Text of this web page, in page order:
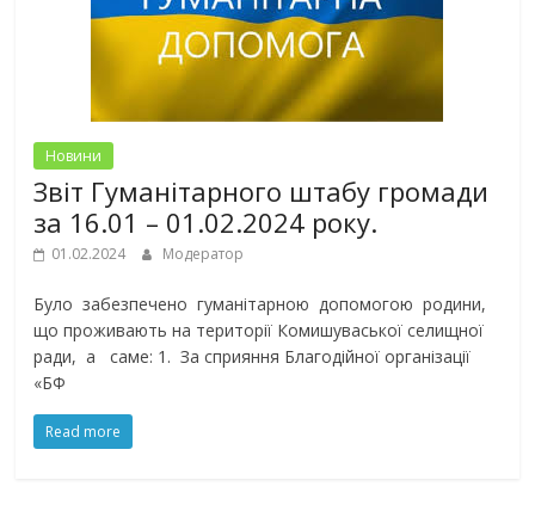
Новини
Звіт Гуманітарного штабу громади
за 16.01 – 01.02.2024 року.
01.02.2024 Модератор
Було забезпечено гуманітарною допомогою родини,
що проживають на території Комишуваської селищної
ради, а саме: 1. За сприяння Благодійної організації
«БФ
Read more